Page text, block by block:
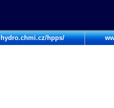
hydro.chmi.cz/hpps/